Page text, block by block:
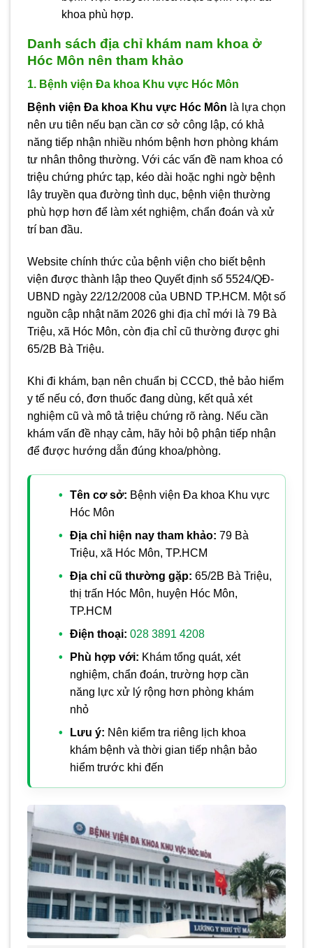
khoa phù hợp.
Danh sách địa chỉ khám nam khoa ở
Hóc Môn nên tham khảo
1. Bệnh viện Đa khoa Khu vực Hóc Môn
Bệnh viện Đa khoa Khu vực Hóc Môn là lựa chọn
nên ưu tiên nếu bạn cần cơ sở công lập, có khả
năng tiếp nhận nhiều nhóm bệnh hơn phòng khám
tư nhân thông thường. Với các vấn đề nam khoa có
triệu chứng phức tạp, kéo dài hoặc nghi ngờ bệnh
lây truyền qua đường tình dục, bệnh viện thường
phù hợp hơn để làm xét nghiệm, chẩn đoán và xử
trí ban đầu.
Website chính thức của bệnh viện cho biết bệnh
viện được thành lập theo Quyết định số 5524/QĐ-
UBND ngày 22/12/2008 của UBND TP.HCM. Một số
nguồn cập nhật năm 2026 ghi địa chỉ mới là 79 Bà
Triệu, xã Hóc Môn, còn địa chỉ cũ thường được ghi
65/2B Bà Triệu.
Khi đi khám, bạn nên chuẩn bị CCCD, thẻ bảo hiểm
y tế nếu có, đơn thuốc đang dùng, kết quả xét
nghiệm cũ và mô tả triệu chứng rõ ràng. Nếu cần
khám vấn đề nhạy cảm, hãy hỏi bộ phận tiếp nhận
để được hướng dẫn đúng khoa/phòng.
Tên cơ sở: Bệnh viện Đa khoa Khu vực
Hóc Môn
Địa chỉ hiện nay tham khảo: 79 Bà
Triệu, xã Hóc Môn, TP.HCM
Địa chỉ cũ thường gặp: 65/2B Bà Triệu,
thị trấn Hóc Môn, huyện Hóc Môn,
TP.HCM
Điện thoại: 028 3891 4208
Phù hợp với: Khám tổng quát, xét
nghiệm, chẩn đoán, trường hợp cần
năng lực xử lý rộng hơn phòng khám
nhỏ
Lưu ý: Nên kiểm tra riêng lịch khoa
khám bệnh và thời gian tiếp nhận bảo
hiểm trước khi đến